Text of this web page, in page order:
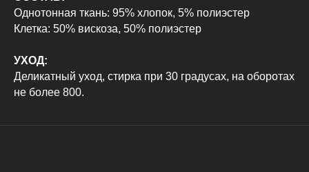
Однотонная ткань: 95% хлопок, 5% полиэстер
Клетка: 50% вискоза, 50% полиэстер
УХОД:
Деликатный уход, стирка при 30 градусах, на оборотах
не более 800.
Политика конфиденциальности
Контакты
ИП Карамаева Алена Юрьевна
Свитшоты
Брюки